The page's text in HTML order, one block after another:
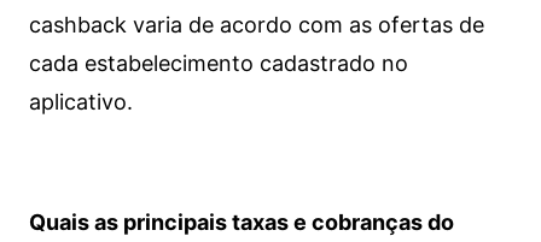
cashback varia de acordo com as ofertas de
cada estabelecimento cadastrado no
aplicativo.
Quais as principais taxas e cobranças do